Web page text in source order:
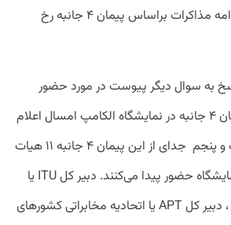
اپراتورهای خارجی در ادامه مذاکرات براساس پیمان ۴ جانبه رخ
به سوال دیگر پیوست در مورد حضور
کشورهای حاضر در پیمان ۴ جانبه در نمایشگاه الکامپ امسال اعلام
کرد:‌ «در الکامپ بیست و پنجم جدای از این پیمان ۴ جانبه ۱۱ هیات
بلند پایه داریم که در نمایشگاه حضور پیدا می‌کنند. دبیر کل ITU یا
مجمع جهانی مخابرات ، دبیر کل APT یا اتحادیه مخابراتی کشورهای